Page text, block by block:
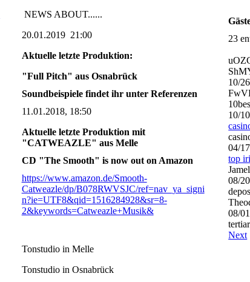
NEWS ABOUT......
20.01.2019 21:00
Aktuelle letzte Produktion:
"Full Pitch" aus Osnabrück
Soundbeispiele findet ihr unter Referenzen
11.01.2018, 18:50
Aktuelle letzte Produktion mit
"CATWEAZLE" aus Melle
CD "The Smooth" is now out on Amazon
https://www.amazon.de/Smooth-
Catweazle/dp/B078RWVSJC/ref=nav_ya_signi
n?ie=UTF8&qid=1516284928&sr=8-
2&keywords=Catweazle+Musik&
23
10/
10/
04/
top
08/
08/
Next
Tonstudio in Melle
Tonstudio in Osnabrück